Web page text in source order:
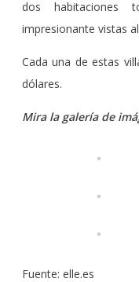
dos habitaciones
impresionante vistas
Cada una de estas
dólares.
Mira la galería de
Fuente: elle.es